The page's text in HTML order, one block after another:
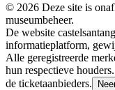
© 2026 Deze site is
museumbeheer.
De website
informatieplatform,
Alle geregistreerde
hun respectieve
de ticketaanbieders.